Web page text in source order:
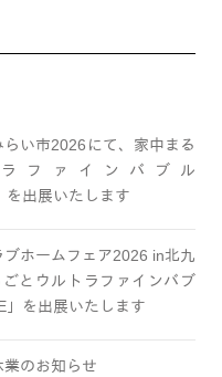
らい市2026にて、家中まる
ファインバブル
を出展いたします
ブホームフェア2026 in北九
とウルトラファインバブ
」を出展いたします
業のお知らせ